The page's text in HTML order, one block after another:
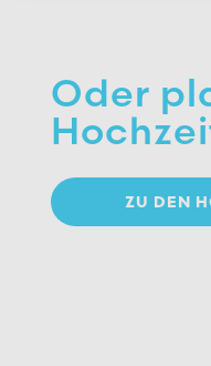
Oder
ZU DEN